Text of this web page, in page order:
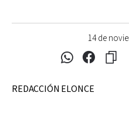
14 de
REDACCIÓN ELONCE